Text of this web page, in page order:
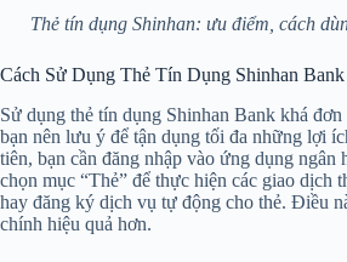
Thẻ tín dụng Shinhan: ưu điểm, cách
Cách Sử Dụng Thẻ Tín Dụng Shinhan Bank
Sử dụng thẻ tín dụng Shinhan Bank khá
bạn nên lưu ý để tận dụng tối đa những lợi
tiên, bạn cần đăng nhập vào ứng dụng ngân
chọn mục “Thẻ” để thực hiện các giao dịch
hay đăng ký dịch vụ tự động cho thẻ. Điều
chính hiệu quả hơn.